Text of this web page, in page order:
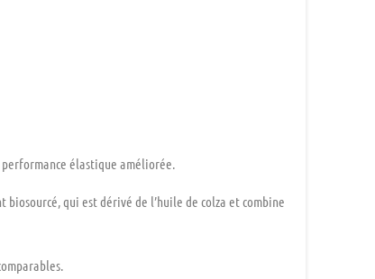
élastique améliorée.
qui est dérivé de l’huile de colza et combine